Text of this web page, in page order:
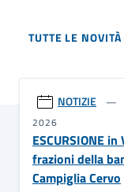
TUTTE LE NOVITÀ
NOTIZIE
2026
ESCURSIONE
frazioni della
Campiglia Cervo